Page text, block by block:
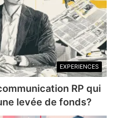
EXPERIENCES
RP qui
levée de fonds?